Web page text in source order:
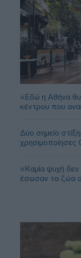
«Εδώ η Αθήνα
κέντρου που
Δύο σημείο
«Καμία ψυχή δεν
έσωσαν τα ζώα